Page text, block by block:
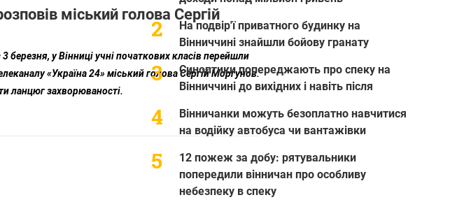
міський голова Сергій
березня, у Вінниці учні початкових класів перейшли
«Україна 24» міський голова Сергій Моргунов.
ланцюг захворюваності.
На подвір'ї приватного будинку на
Вінниччині знайшли бойову гранату
Синоптики попереджають про спеку на
Вінниччині до вихідних і навіть після
Вінничанки можуть безоплатно навчитися
на водійку автобуса чи вантажівки
12 пожеж за добу: рятувальники
попередили вінничан про особливу
небезпеку в спеку